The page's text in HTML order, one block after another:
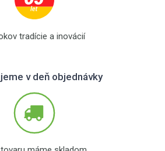
tradície a inovácií
v deň objednávky